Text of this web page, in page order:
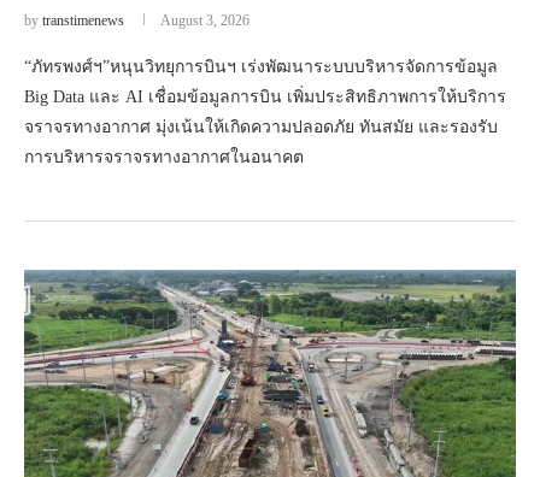
by transtimenews August 3, 2026
“ภัทรพงศ์ฯ”หนุนวิทยุการบินฯ เร่งพัฒนาระบบบริหารจัดการข้อมูล
Big Data และ AI เชื่อมข้อมูลการบิน เพิ่มประสิทธิภาพการให้บริการ
จราจรทางอากาศ มุ่งเน้นให้เกิดความปลอดภัย ทันสมัย และรองรับ
การบริหารจราจรทางอากาศในอนาคต